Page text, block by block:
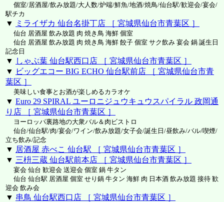
個室/居酒屋/飲み放題/大人数/炉端/鮮魚/地酒/焼鳥/仙台駅/歓迎会/宴会/
駅チカ
▼ ミライザカ 仙台名掛丁店 ［ 宮城県仙台市青葉区 ］
仙台 居酒屋 飲み放題 肉 焼き鳥 海鮮 個室
仙台 居酒屋 飲み放題 肉 焼き鳥 海鮮 餃子 個室 サク飲み 宴会 鍋 誕生日
記念日
▼ しゃぶ葉 仙台駅西口店 ［ 宮城県仙台市青葉区 ］
▼ ビッグエコー BIG ECHO 仙台駅前店 ［ 宮城県仙台市青
葉区 ］
美味しい食事とお酒が楽しめるカラオケ
▼ Euro 29 SPIRAL ユーロニジュウキュウスパイラル 政岡通
り店 ［ 宮城県仙台市青葉区 ］
ヨーロッパ裏路地の大衆バル＆肉ビストロ
仙台/仙台駅/肉/宴会/ワイン/飲み放題/女子会/誕生日/昼飲み/バル/喫煙/
立ち飲み/記念
▼ 居酒屋 赤べこ 仙台駅 ［ 宮城県仙台市青葉区 ］
▼ 三枡三蔵 仙台駅前本店 ［ 宮城県仙台市青葉区 ］
宴会 仙台 歓迎会 送迎会 個室 鍋 牛タン
仙台 仙台駅 居酒屋 個室 せり鍋 牛タン 海鮮 肉 日本酒 飲み放題 接待 歓
迎会 飲み会
▼ 串鳥 仙台駅西口店 ［ 宮城県仙台市青葉区 ］